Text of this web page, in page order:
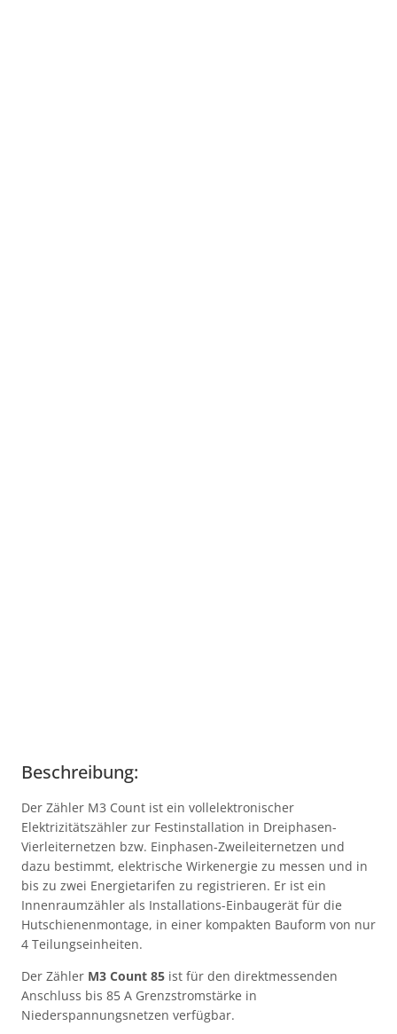
Beschreibung:
Der Zähler M3 Count ist ein vollelektronischer
Elektrizitätszähler zur Festinstallation in Dreiphasen-
Vierleiternetzen bzw. Einphasen-Zweileiternetzen und
dazu bestimmt, elektrische Wirkenergie zu messen und in
bis zu zwei Energietarifen zu registrieren. Er ist ein
Innenraumzähler als Installations-Einbaugerät für die
Hutschienenmontage, in einer kompakten Bauform von nur
4 Teilungseinheiten.
Der Zähler M3 Count 85 ist für den direktmessenden
Anschluss bis 85 A Grenzstromstärke in
Niederspannungsnetzen verfügbar.